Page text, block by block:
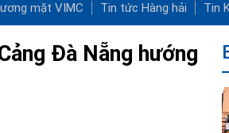
mặt VIMC Tin tức Hàng hải Tin
Đà Nẵng hướng